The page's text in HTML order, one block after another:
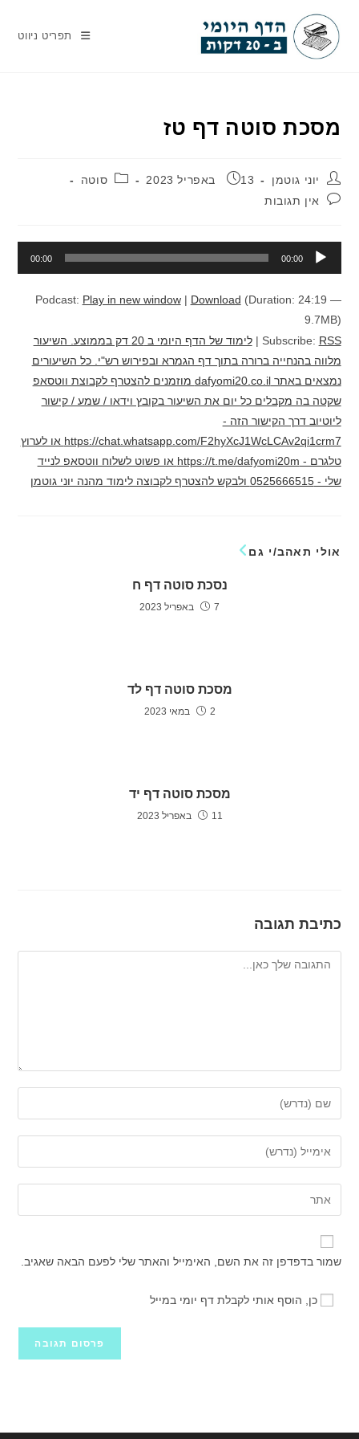
content
תפריט ניווט
מסכת סוטה דף טז
מחבר:יוני גוטמן פורסם:
13 באפריל 2023 קטגוריה:
סוטה
תגובות:אין תגובות
00:00
00:00
Podcast: Play in new window| Download (Duration: 24:19 —
9.7MB)
Subscribe: RSS
|
לימוד של הדף היומי ב 20 דק בממוצע. השיעור
מלווה בהנחייה ברורה בתוך דף הגמרא ובפירוש רש"י. כל השיעורים
נמצאים באתר dafyomi20.co.il מוזמנים להצטרף לקבוצת ווטסאפ
שקטה בה מקבלים כל יום את השיעור בקובץ וידאו / שמע / קישור
ליוטיוב דרך הקישור הזה -
https://chat.whatsapp.com/F2hyXcJ1WcLCAv2qi1crm7 או לערוץ
טלגרם - https://t.me/dafyomi20m או פשוט לשלוח ווטסאפ לנייד
שלי - 0525666515 ולבקש להצטרף לקבוצה לימוד מהנה יוני גוטמן
אולי תאהב/י גם
נסכת סוטה דף ח
7 באפריל 2023
מסכת סוטה דף לד
2 במאי 2023
מסכת סוטה דף יד
11 באפריל 2023
כתיבת תגובה
להגיב
את
השם
שלך
שם
משתמש
כדי
להגיב
את
כתובת
דואר
שלך
כדי
את
כתובת
שלך
שמור בדפדפן זה את השם, האימייל והאתר שלי לפעם הבאה שאגיב.
כן, הוסף אותי לקבלת דף יומי במייל